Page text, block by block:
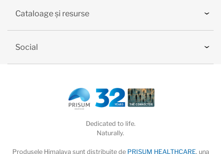
Cataloage și resurse
Social
Dedicated to life.
Naturally.
Produsele Himalaya sunt distribuite de PRISUM HEALTHCARE, una